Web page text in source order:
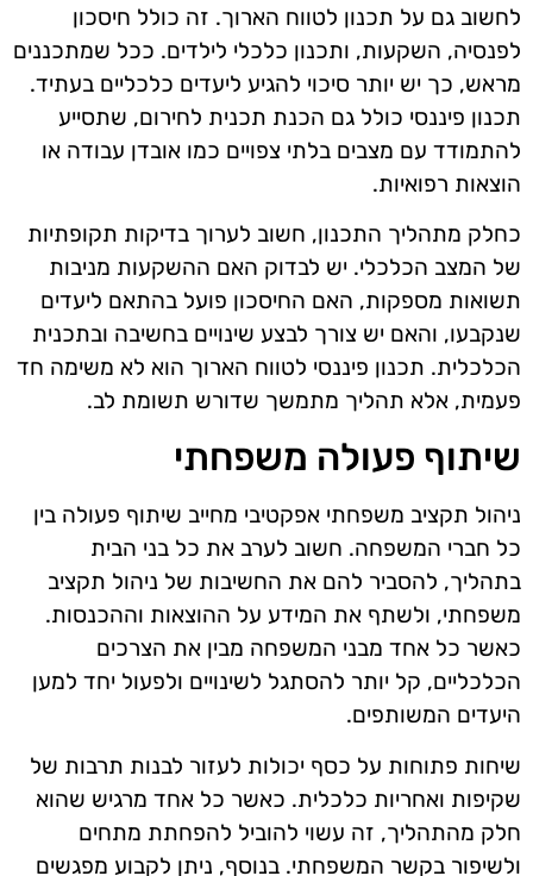
לחשוב גם על תכנון לטווח הארוך. זה כולל חיסכון
לפנסיה, השקעות, ותכנון כלכלי לילדים. ככל שמתכננים
מראש, כך יש יותר סיכוי להגיע ליעדים כלכליים בעתיד.
תכנון פיננסי כולל גם הכנת תכנית לחירום, שתסייע
להתמודד עם מצבים בלתי צפויים כמו אובדן עבודה או
הוצאות רפואיות.
כחלק מתהליך התכנון, חשוב לערוך בדיקות תקופתיות
של המצב הכלכלי. יש לבדוק האם ההשקעות מניבות
תשואות מספקות, האם החיסכון פועל בהתאם ליעדים
שנקבעו, והאם יש צורך לבצע שינויים בחשיבה ובתכנית
הכלכלית. תכנון פיננסי לטווח הארוך הוא לא משימה חד
פעמית, אלא תהליך מתמשך שדורש תשומת לב.
שיתוף פעולה משפחתי
ניהול תקציב משפחתי אפקטיבי מחייב שיתוף פעולה בין
כל חברי המשפחה. חשוב לערב את כל בני הבית
בתהליך, להסביר להם את החשיבות של ניהול תקציב
משפחתי, ולשתף את המידע על ההוצאות וההכנסות.
כאשר כל אחד מבני המשפחה מבין את הצרכים
הכלכליים, קל יותר להסתגל לשינויים ולפעול יחד למען
היעדים המשותפים.
שיחות פתוחות על כסף יכולות לעזור לבנות תרבות של
שקיפות ואחריות כלכלית. כאשר כל אחד מרגיש שהוא
חלק מהתהליך, זה עשוי להוביל להפחתת מתחים
ולשיפור בקשר המשפחתי. בנוסף, ניתן לקבוע מפגשים